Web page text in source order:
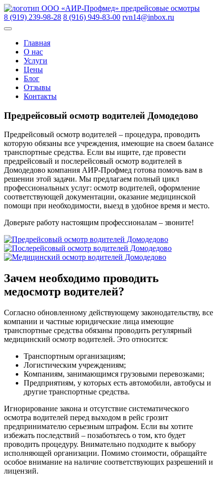
Skip
to
content
ООО «АИР-Профмед» предрейсовые осмотры
8 (919) 239-98-28 8 (916) 949-83-00 rvn14@inbox.ru
Главная
О нас
Услуги
Цены
Блог
Отзывы
Контакты
Предрейсовый осмотр водителей Домодедово
Предрейсовый осмотр водителей – процедура, проводить
которую обязаны все учреждения, имеющие на своем балансе
транспортные средства. Если вы ищите, где провести
предрейсовый и послерейсовый осмотр водителей в
Домодедово компания АИР-Профмед готова помочь вам в
решении этой задачи. Мы предлагаем полный цикл
профессиональных услуг: осмотр водителей, оформление
соответствующей документации, оказание медицинской
помощи при необходимости, выезд в удобное время и место.
Доверьте работу настоящим профессионалам – звоните!
Зачем необходимо проводить
медосмотр водителей?
Согласно обновленному действующему законодательству, все
компании и частные юридические лица имеющие
транспортные средства обязаны проводить регулярный
медицинский осмотр водителей. Это относится:
Транспортным организациям;
Логистическим учреждениям;
Компаниям, занимающимся грузовыми перевозками;
Предприятиям, у которых есть автомобили, автобусы и
другие транспортные средства.
Игнорирование закона и отсутствие систематического
осмотра водителей перед выходом в рейс грозит
предпринимателю серьезным штрафом. Если вы хотите
избежать последствий – позаботьтесь о том, кто будет
проводить процедуру. Внимательно подходите к выбору
исполняющей организации. Помимо стоимости, обращайте
особое внимание на наличие соответствующих разрешений и
лицензий.